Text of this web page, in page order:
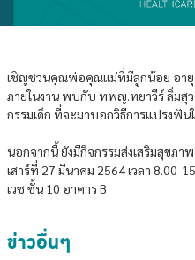
เชิญชวนคุณพ่อคุณแม่ที่มีลูกน้อย อายุ
ภายในงาน พบกับ ทพญ.ทยาวีร์ ลิ่ม
กรรมเด็ก ที่จะมาบอกวิธีการแปรงฟัน
นอกจากนี้ ยังมีกิจกรรมส่งเสริมสุขภ
เสาร์ที่ 27 มีนาคม 2564 เวลา 8.00-
เวช ชั้น 10 อาคาร B
ข่าวอื่นๆ